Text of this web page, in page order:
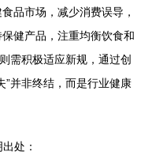
品市场，减少消费误导，
健产品，注重均衡饮食和
需积极适应新规，通过创
”并非终结，而是行业健康
处：